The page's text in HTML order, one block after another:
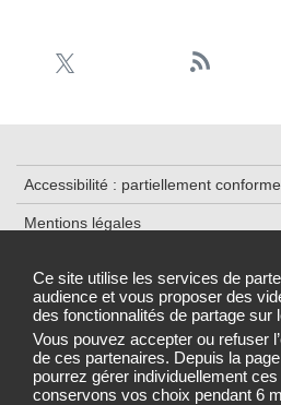
Ce site utilise les services de
audience et vous proposer des
des fonctionnalités de partage sur
Vous pouvez accepter ou refuser
de ces partenaires. Depuis la
pourrez gérer individuellement
conservons vos choix pendant 6
Accessibilité : partiellement conforme
Mentions légales
Cookies et traceurs
Gestion des cookies